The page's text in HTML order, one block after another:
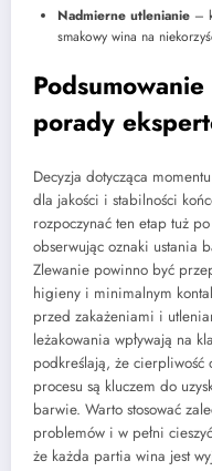
Nadmierne utlenianie –
smakowy wina na
porady
Decyzja dotycząca
dla jakości i stabilności
rozpoczynać ten etap tuż
obserwując oznaki ustania
Zlewanie powinno być
higieny i minimalnym
przed zakażeniami i
leżakowania wpływają na
podkreślają, że cierpliwość
procesu są kluczem do
barwie. Warto stosować
problemów i w pełni
że każda partia wina jest